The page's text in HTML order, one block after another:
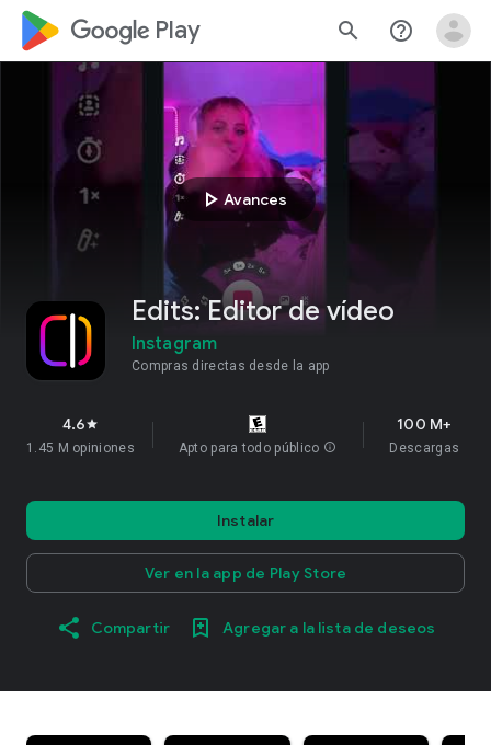
google_logo Play search help_outline
play_arrow Avances
Edits: Editor de vídeo
Instagram
Compras directas desde la app
4.6star
1.45 M opiniones Apto para todo público info
100 M+
Descargas
Instalar
Ver en la app de Play Store
Compartir Agregar a la lista de deseos